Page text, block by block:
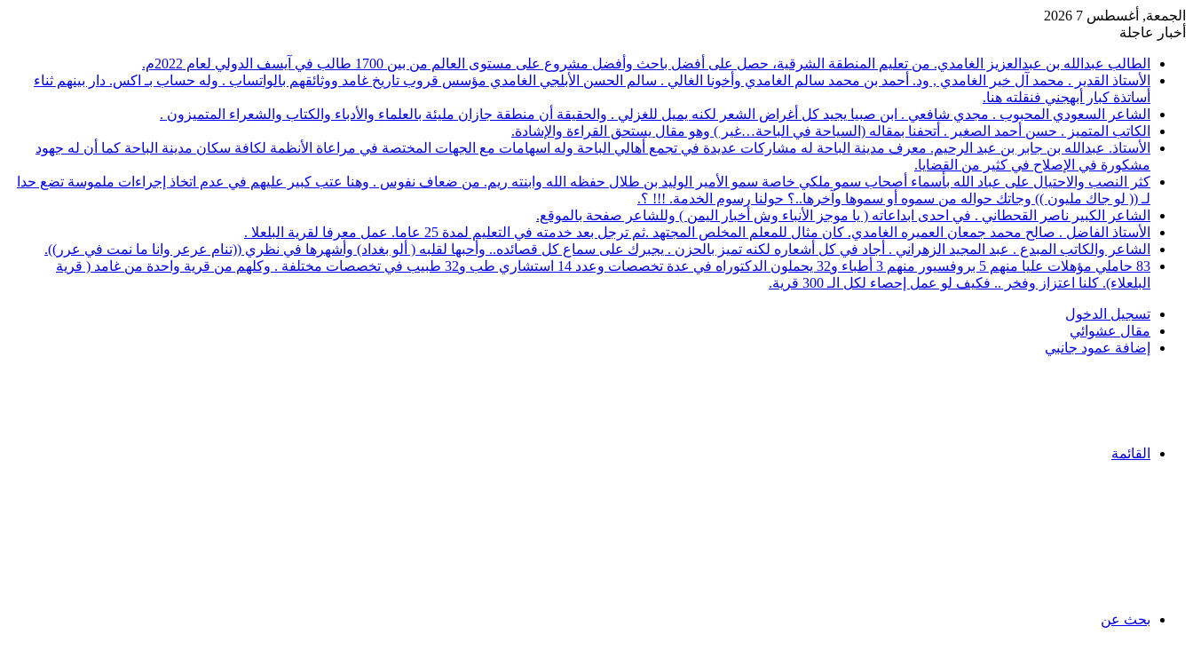
الجمعة, أغسطس 7 2026
أخبار عاجلة
الطالب عبدالله بن عبدالعزيز الغامدي. من تعليم المنطقة الشرقية، حصل على أفضل باحث وأفضل مشروع على مستوى العالم من بين 1700 طالب في آيسف الدولي لعام 2022م.
الأستاذ القدير . محمد آل خير الغامدي , ود. أحمد بن محمد سالم الغامدي وأخونا الغالي . سالم الحسن الأبلجي الغامدي مؤسس قروب تاريخ غامد ووثائقهم بالواتساب . وله حساب بـ اكس. دار بينهم ثناء
أساتذة كبار أبهجني فنقلته هنا.
الشاعر السعودي المحبوب . مجدي شافعي . ابن صبيا يجيد كل أغراض الشعر لكنه يميل للغزلي . والحقيقة أن منطقة جازان مليئة بالعلماء والأدباء والكتاب والشعراء المتميزون .
الكاتب المتميز . حسن أحمد الصغير . أتحفنا بمقاله (السياحة في الباحة…غير ) وهو مقال يستحق القراءة والإشادة.
الأستاذ. عبدالله بن جابر بن عبد الرحيم. معرف مدينة الباحة له مشاركات عديدة في تجمع أهالي الباحة وله اسهامات مع الجهات المختصة في مراعاة الأنظمة لكافة سكان مدينة الباحة كما أن له جهود
مشكورة في الإصلاح في كثير من القضايا.
كثر النصب والاحتيال على عباد الله بأسماء أصحاب سمو ملكي خاصة سمو الأمير الوليد بن طلال حفظه الله وابنته ريم. من ضعاف نفوس . وهنا عتب كبير عليهم في عدم اتخاذ إجراءات ملموسة تضع حدا
لـ (( لو جاك مليون )) وجاتك حواله من سموه أو سموها وآخرها..؟ حولنا رسوم الخدمة. !!! ؟.
الشاعر الكبير ناصر القحطاني . في احدى ابداعاته ( يا موجز الأنباء وش أخبار اليمن ) وللشاعر صفحة بالموقع.
الأستاذ الفاضل . صالح محمد جمعان العميره الغامدي. كان مثال للمعلم المخلص المجتهد .ثم ترجل بعد خدمته في التعليم لمدة 25 عاما. عمل معرفا لقرية البلعلا .
الشاعر والكاتب المبدع . عبد المجيد الزهراني . أجاد في كل أشعاره لكنه تميز بالحزن . يجبرك على سماع كل قصائده.. وأحبها لقلبه ( ألو بغداد) وأشهرها في نظري ((تنام عرعر وانا ما نمت في عرر)).
83 حاملي مؤهلات عليا منهم 5 بروفسيور منهم 3 أطباء و32 يحملون الدكتوراه في عدة تخصصات وعدد 14 استشاري طب و32 طبيب في تخصصات مختلفة . وكلهم من قرية واحدة من غامد ( قرية
البلعلاء). كلنا اعتزاز وفخر .. فكيف لو عمل إحصاء لكل الـ 300 قرية.
تسجيل الدخول
مقال عشوائي
إضافة عمود جانبي
القائمة
بحث عن